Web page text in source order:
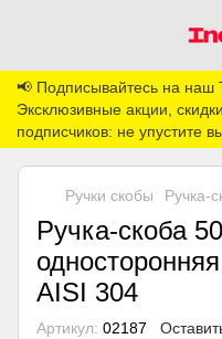
📢 Подписывайтесь на наш
Эксклюзивные акции,
подписчиков: не упустите
Ручки скобы Ручка-
Ручка-скоба
AISI 304
Артикул: 02187